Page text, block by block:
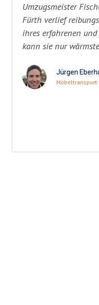
Umzugsmeister
Fürth verlief
ihres erfahrenen
kann sie nur
Jürgen
Möbeltransport